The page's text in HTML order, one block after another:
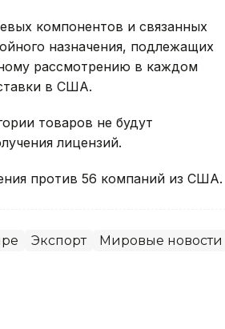
компонентов и связанных
назначения, подлежащих
рассмотрению в каждом
в США.
товаров не будут
лицензий.
против 56 компаний из США.
Экспорт
Мировые новости